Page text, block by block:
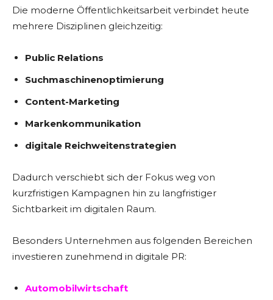
Die moderne Öffentlichkeitsarbeit verbindet heute
mehrere Disziplinen gleichzeitig:
Public Relations
Suchmaschinenoptimierung
Content-Marketing
Markenkommunikation
digitale Reichweitenstrategien
Dadurch verschiebt sich der Fokus weg von
kurzfristigen Kampagnen hin zu langfristiger
Sichtbarkeit im digitalen Raum.
Besonders Unternehmen aus folgenden Bereichen
investieren zunehmend in digitale PR:
Automobilwirtschaft